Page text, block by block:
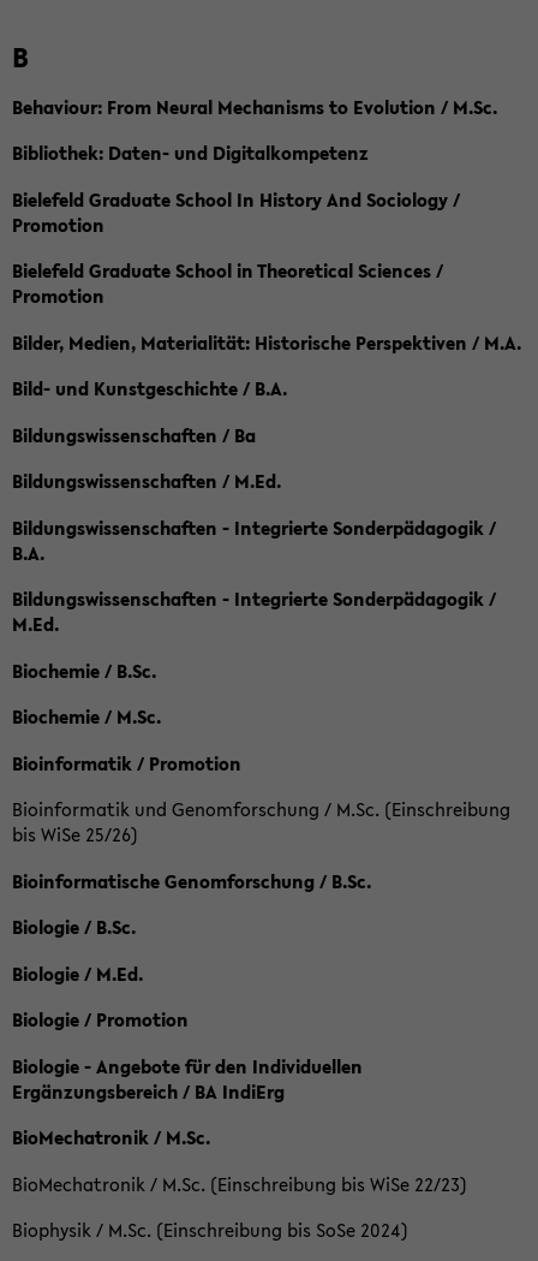
B
Behaviour: From Neural Mechanisms to Evolution / M.Sc.
Bibliothek: Daten- und Digitalkompetenz
Bielefeld Graduate School In History And Sociology /
Promotion
Bielefeld Graduate School in Theoretical Sciences /
Promotion
Bilder, Medien, Materialität: Historische Perspektiven / M.A.
Bild- und Kunstgeschichte / B.A.
Bildungswissenschaften / Ba
Bildungswissenschaften / M.Ed.
Bildungswissenschaften - Integrierte Sonderpädagogik /
B.A.
Bildungswissenschaften - Integrierte Sonderpädagogik /
M.Ed.
Biochemie / B.Sc.
Biochemie / M.Sc.
Bioinformatik / Promotion
Bioinformatik und Genomforschung / M.Sc. (Einschreibung
bis WiSe 25/26)
Bioinformatische Genomforschung / B.Sc.
Biologie / B.Sc.
Biologie / M.Ed.
Biologie / Promotion
Biologie - Angebote für den Individuellen
Ergänzungsbereich / BA IndiErg
BioMechatronik / M.Sc.
BioMechatronik / M.Sc. (Einschreibung bis WiSe 22/23)
Biophysik / M.Sc. (Einschreibung bis SoSe 2024)